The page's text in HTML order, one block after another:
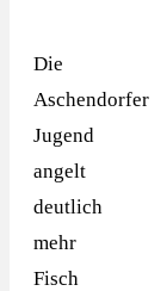
Die
Aschendorfer
Jugend
angelt
deutlich
mehr
Fisch